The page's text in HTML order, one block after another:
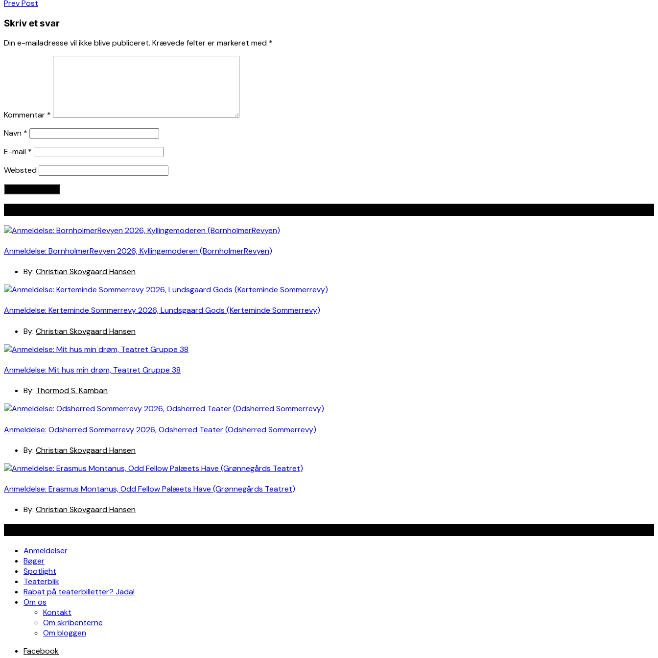
Indlægsnavigation
Prev Post
Skriv et svar
Din e-mailadresse vil ikke blive publiceret. Krævede felter er markeret med *
Kommentar *
Navn *
E-mail *
Websted
Anmeldelse: BornholmerRevyen 2026, Kyllingemoderen (BornholmerRevyen)
By: Christian Skovgaard Hansen
Anmeldelse: Kerteminde Sommerrevy 2026, Lundsgaard Gods (Kerteminde Sommerrevy)
By: Christian Skovgaard Hansen
Anmeldelse: Mit hus min drøm, Teatret Gruppe 38
By: Thormod S. Kamban
Anmeldelse: Odsherred Sommerrevy 2026, Odsherred Teater (Odsherred Sommerrevy)
By: Christian Skovgaard Hansen
Anmeldelse: Erasmus Montanus, Odd Fellow Palæets Have (Grønnegårds Teatret)
By: Christian Skovgaard Hansen
Anmeldelser
Bøger
Spotlight
Teaterblik
Rabat på teaterbilletter? Jada!
Om os
Kontakt
Om skribenterne
Om bloggen
Facebook